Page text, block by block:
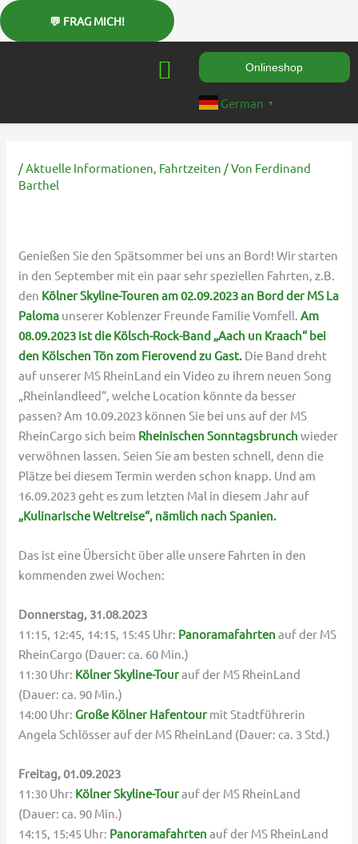
Inhalt
springen
Onlineshop
German ▼
/ Aktuelle Informationen Fahrtzeiten / Von Ferdinand
Barthel
Genießen Sie den Spätsommer bei uns an Bord! Wir starten
in den September mit ein paar sehr speziellen Fahrten, z.B.
den Kölner Skyline-Touren am 02.09.2023 an Bord der MS La
Paloma unserer Koblenzer Freunde Familie Vomfell. Am
08.09.2023 ist die Kölsch-Rock-Band „Aach un Kraach“ bei
den Kölschen Tön zom Fierovend zu Gast. Die Band dreht
auf unserer MS RheinLand ein Video zu ihrem neuen Song
„Rheinlandleed“, welche Location könnte da besser
passen? Am 10.09.2023 können Sie bei uns auf der MS
RheinCargo sich beim Rheinischen Sonntagsbrunchwieder
verwöhnen lassen. Seien Sie am besten schnell, denn die
Plätze bei diesem Termin werden schon knapp. Und am
16.09.2023 geht es zum letzten Mal in diesem Jahr auf
„Kulinarische Weltreise“, nämlich nach Spanien.
Das ist eine Übersicht über alle unsere Fahrten in den
kommenden zwei Wochen:
Donnerstag, 31.08.2023
11:15, 12:45, 14:15, 15:45 Uhr: Panoramafahrtenauf der MS
RheinCargo (Dauer: ca. 60 Min.)
11:30 Uhr: Kölner Skyline-Tourauf der MS RheinLand
(Dauer: ca. 90 Min.)
14:00 Uhr: Große Kölner Hafentourmit Stadtführerin
Angela Schlösser auf der MS RheinLand (Dauer: ca. 3 Std.)
Freitag, 01.09.2023
11:30 Uhr: Kölner Skyline-Tourauf der MS RheinLand
(Dauer: ca. 90 Min.)
14:15, 15:45 Uhr: Panoramafahrtenauf der MS RheinLand